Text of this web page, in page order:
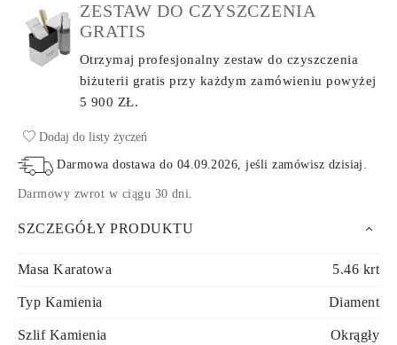
ZESTAW DO CZYSZCZENIA
GRATIS
Otrzymaj profesjonalny zestaw do czyszczenia
biżuterii gratis przy każdym zamówieniupowyżej
5 900 ZŁ.
Dodaj do listy życzeń
Darmowa dostawa do 04.09.2026, jeśli zamówisz dzisiaj .
Darmowy zwrot w ciągu 30 dni.
SZCZEGÓŁY PRODUKTU
Masa Karatowa 5.46 krt
Typ Kamienia Diament
Szlif Kamienia Okrągły